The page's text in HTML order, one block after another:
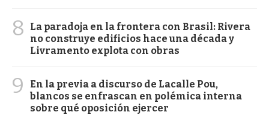
8
La paradoja en la frontera con Brasil: Rivera
no construye edificios hace una década y
Livramento explota con obras
9
En la previa a discurso de Lacalle Pou,
blancos se enfrascan en polémica interna
sobre qué oposición ejercer